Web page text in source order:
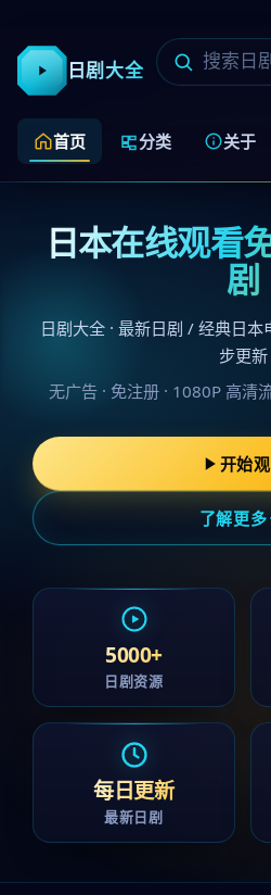
日剧大全
首页 分类 关于
日本在线观看
剧
日剧大全 · 最新日剧 / 经典日
步更新
无广告 · 免注册 · 1080P 高清
开始
了解更多
5000+
日剧资源
每日更新
最新日剧